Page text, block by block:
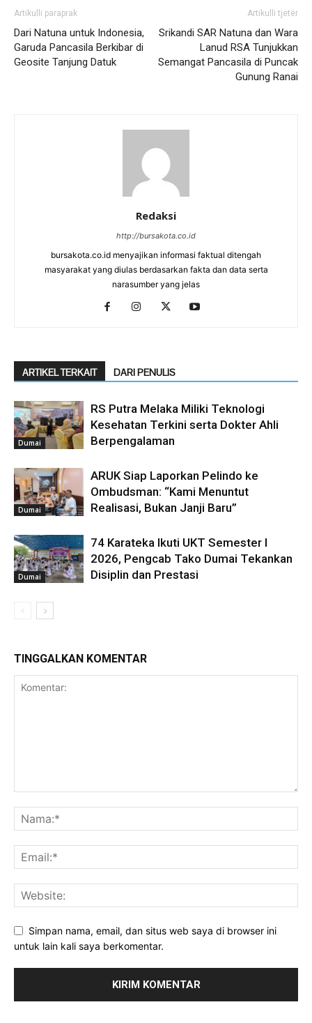
Artikulli paraprak
Dari Natuna untuk Indonesia,
Garuda Pancasila Berkibar di
Geosite Tanjung Datuk
Artikulli tjetër
Srikandi SAR Natuna dan Wara
Lanud RSA Tunjukkan
Semangat Pancasila di Puncak
Gunung Ranai
Redaksi
http://bursakota.co.id
bursakota.co.id menyajikan informasi faktual ditengah
masyarakat yang diulas berdasarkan fakta dan data serta
narasumber yang jelas
ARTIKEL TERKAIT DARI PENULIS
Dumai
RS Putra Melaka Miliki Teknologi
Kesehatan Terkini serta Dokter Ahli
Berpengalaman
Dumai
ARUK Siap Laporkan Pelindo ke
Ombudsman: “Kami Menuntut
Realisasi, Bukan Janji Baru”
Dumai
74 Karateka Ikuti UKT Semester I
2026, Pengcab Tako Dumai Tekankan
Disiplin dan Prestasi
TINGGALKAN KOMENTAR
Simpan nama, email, dan situs web saya di browser ini
untuk lain kali saya berkomentar.